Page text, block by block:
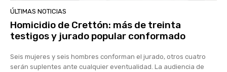
ÚLTIMAS NOTICIAS
Homicidio de Crettón: más de treinta
testigos y jurado popular conformado
Seis mujeres y seis hombres conforman el jurado, otros cuatro
serán suplentes ante cualquier eventualidad. La audiencia de